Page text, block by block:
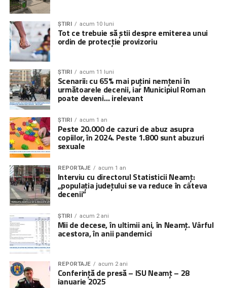
ȘTIRI acum 10 luni
Tot ce trebuie să știi despre emiterea unui
ordin de protecție provizoriu
ȘTIRI acum 11 luni
Scenarii: cu 65% mai puțini nemțeni în
următoarele decenii, iar Municipiul Roman
poate deveni… irelevant
ȘTIRI acum 1 an
Peste 20.000 de cazuri de abuz asupra
copiilor, în 2024. Peste 1.800 sunt abuzuri
sexuale
REPORTAJE acum 1 an
Interviu cu directorul Statisticii Neamț:
„populația județului se va reduce în câteva
decenii”
ȘTIRI acum 2 ani
Mii de decese, în ultimii ani, în Neamț. Vârful
acestora, în anii pandemici
REPORTAJE acum 2 ani
Conferință de presă – ISU Neamț – 28
ianuarie 2025